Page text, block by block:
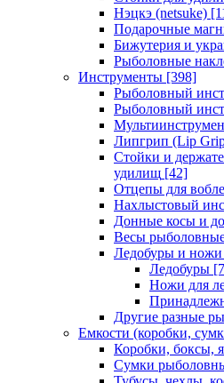
Нэцкэ (netsuke)
Подарочные
Бижутерия и
Рыболовные
Инструменты [398]
Рыболовный
Рыболовный
Липгрип (Lip
Стойки и
удилищ [42]
Отцепы для
Нахлыстовый
Донные косы и
Весы
Ледобуры и ножи
Ледобуры
Ножи для
Другие разные
Емкости (коробки,
Коробки, боксы,
Сумки